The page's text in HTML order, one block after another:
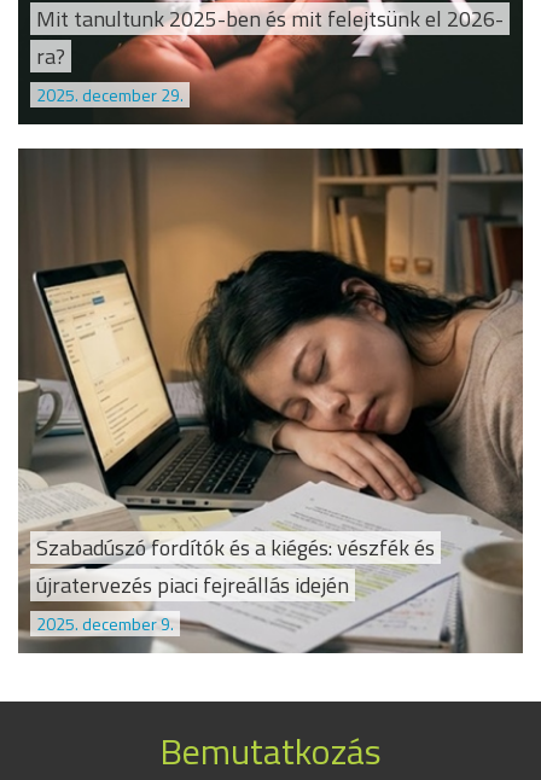
Mit tanultunk 2025-ben és mit felejtsünk el 2026-
ra?
2025. december 29.
Szabadúszó fordítók és a kiégés: vészfék és
újratervezés piaci fejreállás idején
2025. december 9.
Bemutatkozás